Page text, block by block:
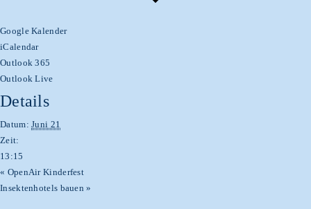
Google Kalender
iCalendar
Outlook 365
Outlook Live
Details
Datum: Juni 21
Zeit:
13:15
« OpenAir Kinderfest
Insektenhotels bauen»